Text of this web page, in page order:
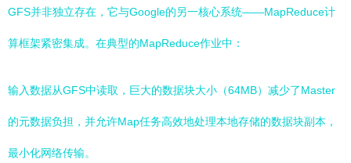
GFS并非独立存在，它与Google的另一核心系统——MapReduce计
算框架紧密集成。在典型的MapReduce作业中：
输入数据从GFS中读取，巨大的数据块大小（64MB）减少了Master
的元数据负担，并允许Map任务高效地处理本地存储的数据块副本，
最小化网络传输。